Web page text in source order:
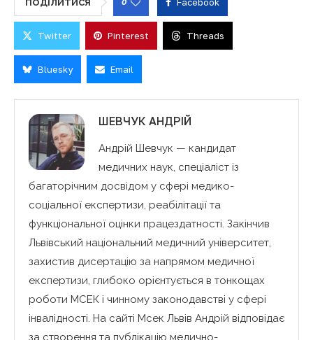
ПОДІЛИТИСЯ Facebook
Twitter Pinterest Threads
Bluesky Email
ШЕВЧУК АНДРІЙ
Андрій Шевчук — кандидат
медичних наук, спеціаліст із
багаторічним досвідом у сфері медико-
соціальної експертизи, реабілітації та
функціональної оцінки працездатності. Закінчив
Львівський національний медичний університет,
захистив дисертацію за напрямом медичної
експертизи, глибоко орієнтується в тонкощах
роботи МСЕК і чинному законодавстві у сфері
інвалідності. На сайті Мсек Львів Андрій відповідає
за створення та публікацію медично-